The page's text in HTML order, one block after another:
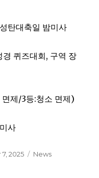
탄대축일 밤미사
퀴즈대회, 구역 장
제/3등:청소 면제)
사
2025 Categories
News